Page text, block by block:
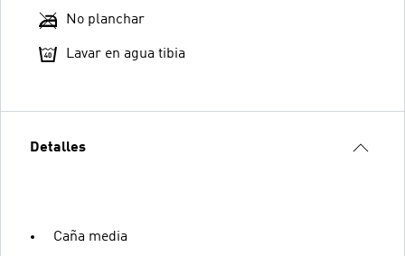
No planchar
Lavar en agua tibia
Detalles
Caña media